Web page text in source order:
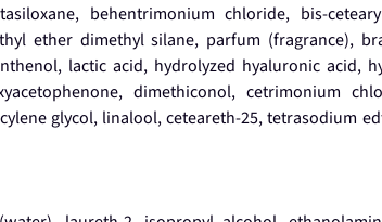
behentrimonium chloride, bis-
ether dimethyl silane, parfum (fragrance),
lactic acid, hydrolyzed hyaluronic acid,
dimethiconol, cetrimonium
glycol, linalool, ceteareth-25, tetrasodium